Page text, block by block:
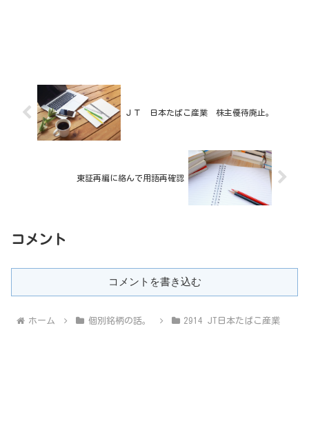
ＪＴ 日本たばこ産業 株主優待廃止。
東証再編に絡んで用語再確認
コメント
コメントを書き込む
ホーム 個別銘柄の話。 2914 JT日本たばこ産業